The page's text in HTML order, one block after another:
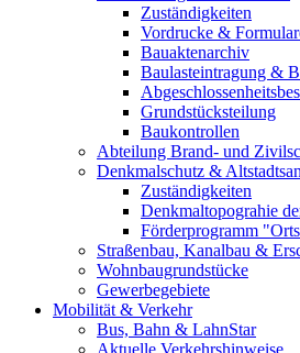
Zuständigkeiten
Vordrucke &
Bauaktenarchiv
Baulasteintragung &
Grundstücksteilung
Baukontrollen
Abteilung Brand- und
Denkmalschutz &
Zuständigkeiten
Denkmaltopograhie
Förderprogramm
Straßenbau, Kanalbau &
Wohnbaugrundstücke
Gewerbegebiete
Mobilität & Verkehr
Bus, Bahn & LahnStar
Aktuelle Verkehrshinweise